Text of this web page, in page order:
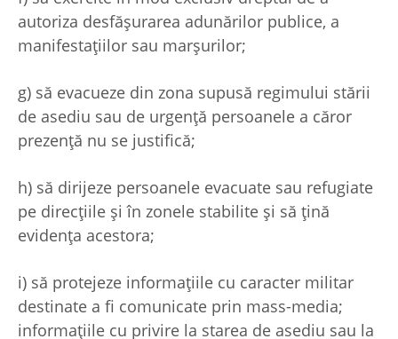
autoriza desfăşurarea adunărilor publice, a
manifestaţiilor sau marşurilor;
g) să evacueze din zona supusă regimului stării
de asediu sau de urgenţă persoanele a căror
prezenţă nu se justifică;
h) să dirijeze persoanele evacuate sau refugiate
pe direcţiile şi în zonele stabilite şi să ţină
evidenţa acestora;
i) să protejeze informaţiile cu caracter militar
destinate a fi comunicate prin mass-media;
informaţiile cu privire la starea de asediu sau la